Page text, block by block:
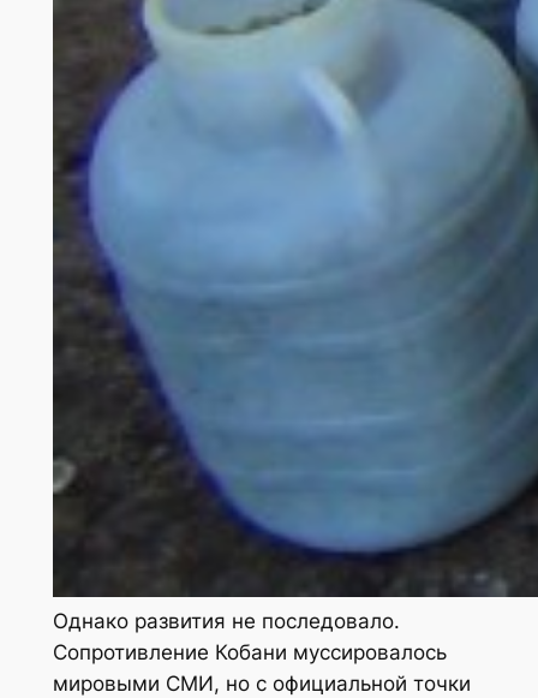
Однако развития не последовало.
Сопротивление Кобани муссировалось
мировыми СМИ, но с официальной точки